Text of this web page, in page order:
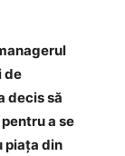
de
decis să
a se
piața din